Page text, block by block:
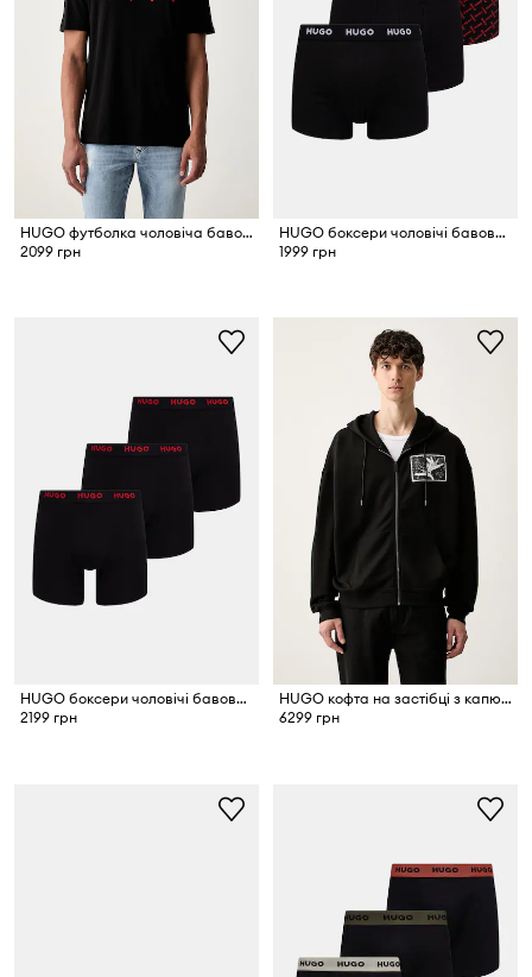
HUGO футболка чоловіча бавовняна Dorosi
2099 грн
HUGO боксери чоловічі бавовняні з еластаном TRIPLET DESIGN 3 шт.
1999 грн
HUGO боксери чоловічі бавовняні з еластаном BOXERBR TRIPLET PACK 3-пак
2199 грн
HUGO кофта на застібці з капюшоном чоловіча бавовняна Darisohood
6299 грн